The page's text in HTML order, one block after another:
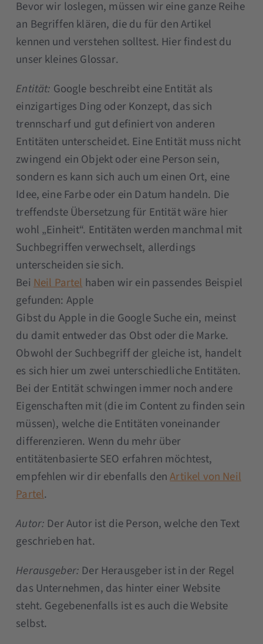
Bevor wir loslegen, müssen wir eine ganze Reihe
an Begriffen klären, die du für den Artikel
kennen und verstehen solltest. Hier findest du
unser kleines Glossar.
Entität: Google beschreibt eine Entität als
einzigartiges Ding oder Konzept, das sich
trennscharf und gut definiert von anderen
Entitäten unterscheidet. Eine Entität muss nicht
zwingend ein Objekt oder eine Person sein,
sondern es kann sich auch um einen Ort, eine
Idee, eine Farbe oder ein Datum handeln. Die
treffendste Übersetzung für Entität wäre hier
wohl „Einheit“. Entitäten werden manchmal mit
Suchbegriffen verwechselt, allerdings
unterscheiden sie sich.
Bei Neil Partelhaben wir ein passendes Beispiel
gefunden: Apple
Gibst du Apple in die Google Suche ein, meinst
du damit entweder das Obst oder die Marke.
Obwohl der Suchbegriff der gleiche ist, handelt
es sich hier um zwei unterschiedliche Entitäten.
Bei der Entität schwingen immer noch andere
Eigenschaften mit (die im Content zu finden sein
müssen), welche die Entitäten voneinander
differenzieren. Wenn du mehr über
entitätenbasierte SEO erfahren möchtest,
empfehlen wir dir ebenfalls denArtikel von Neil
Partel.
Autor: Der Autor ist die Person, welche den Text
geschrieben hat.
Herausgeber: Der Herausgeber ist in der Regel
das Unternehmen, das hinter einer Website
steht. Gegebenenfalls ist es auch die Website
selbst.